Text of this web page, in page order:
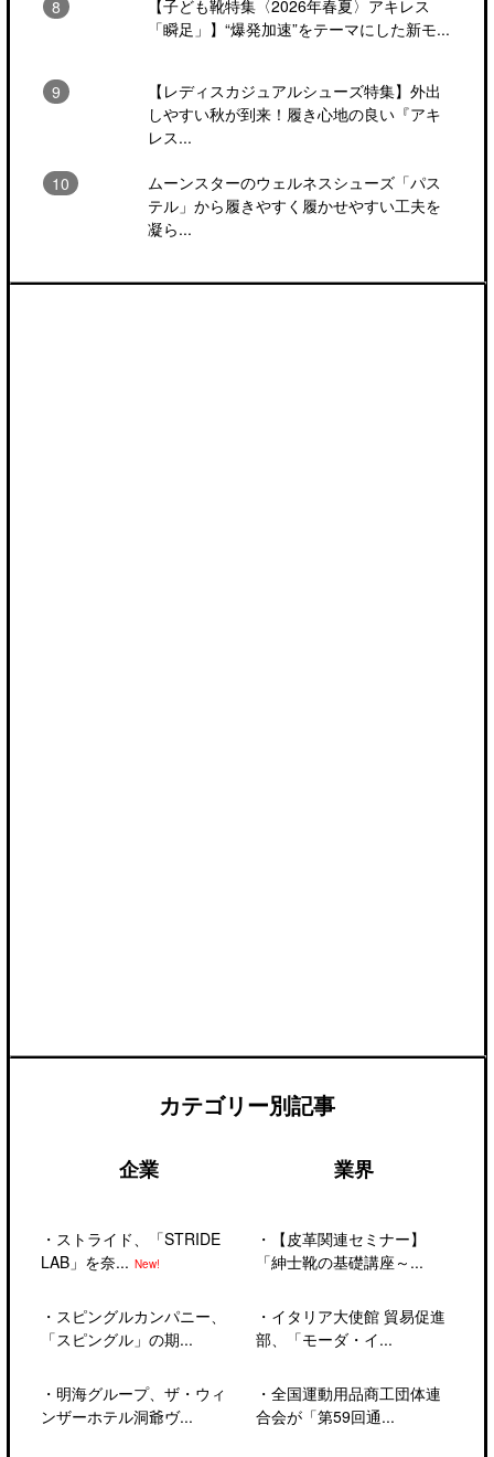
【子ども靴特集〈2026年春夏〉アキレス
「瞬足」】“爆発加速”をテーマにした新モ...
【レディスカジュアルシューズ特集】外出
しやすい秋が到来！履き心地の良い『アキ
レス...
ムーンスターのウェルネスシューズ「パス
テル」から履きやすく履かせやすい工夫を
凝ら...
カテゴリー別記事
企業
・ ストライド、「STRIDE
LAB」を奈... New!
・ スピングルカンパニー、
「スピングル」の期...
・ 明海グループ、ザ・ウィ
ンザーホテル洞爺ヴ...
業界
・
【皮革関連セミナー】
「紳士靴の基礎講座～...
・ イタリア大使館 貿易促進
部、「モーダ・イ...
・ 全国運動用品商工団体連
合会が「第59回通...